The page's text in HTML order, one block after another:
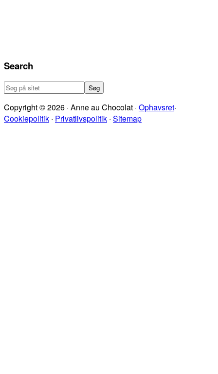
Search
Søg
sitet
Copyright © 2026 · Anne au Chocolat · Ophavsret·
Cookiepolitik · Privatlivspolitik · Sitemap